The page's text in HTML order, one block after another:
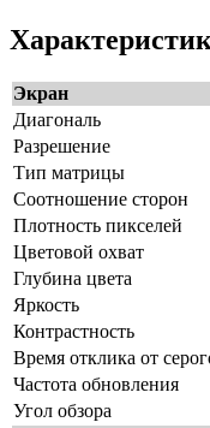
Экран
Диагональ
Разрешение
Тип матрицы
Соотношение сторон
Плотность пикселей
Цветовой охват
Глубина цвета
Яркость
Контрастность
Время отклика от
Частота обновления
Угол обзора